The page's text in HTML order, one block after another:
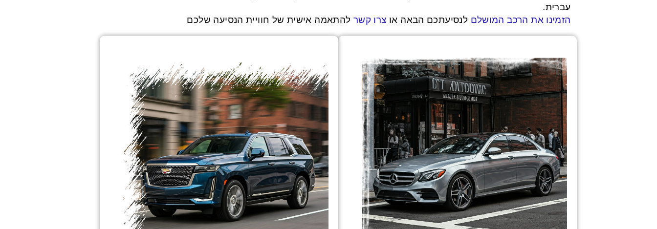
עברית.
הזמינו את הרכב המושלם לנסיעתכם הבאה או צרו קשר להתאמה אישית של חוויית הנסיעה שלכם